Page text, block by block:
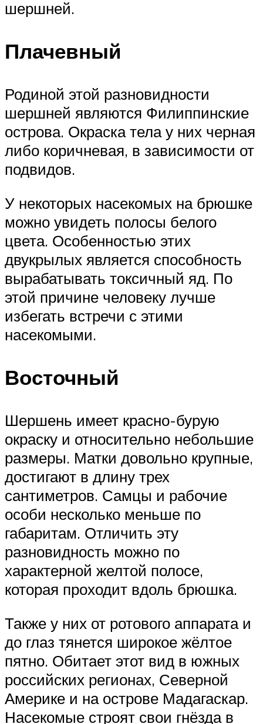
шершней.
Плачевный
Родиной этой разновидности
шершней являются Филиппинские
острова. Окраска тела у них черная
либо коричневая, в зависимости от
подвидов.
У некоторых насекомых на брюшке
можно увидеть полосы белого
цвета. Особенностью этих
двукрылых является способность
вырабатывать токсичный яд. По
этой причине человеку лучше
избегать встречи с этими
насекомыми.
Восточный
Шершень имеет красно-бурую
окраску и относительно небольшие
размеры. Матки довольно крупные,
достигают в длину трех
сантиметров. Самцы и рабочие
особи несколько меньше по
габаритам. Отличить эту
разновидность можно по
характерной желтой полосе,
которая проходит вдоль брюшка.
Также у них от ротового аппарата и
до глаз тянется широкое жёлтое
пятно. Обитает этот вид в южных
российских регионах, Северной
Америке и на острове Мадагаскар.
Насекомые строят свои гнёзда в